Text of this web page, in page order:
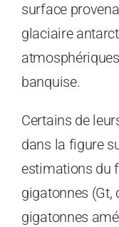
surface
glaciaire
banquise.
Certains de
dans la figure
estimations du
gigatonnes (Gt,
gigatonnes